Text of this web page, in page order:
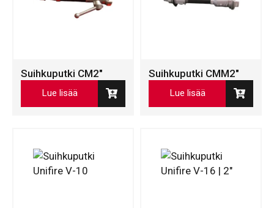
Suihkuputki CM2″
Lue lisää
Suihkuputki CMM2″
Lue lisää